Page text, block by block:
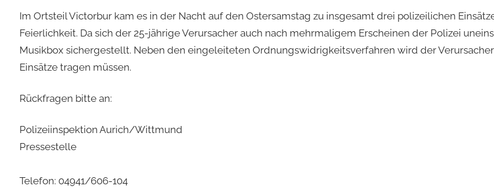
Im Ortsteil Victorbur kam es in der Nacht auf den Ostersamstag zu insgesamt drei polizeilichen
Feierlichkeit. Da sich der 25-jährige Verursacher auch nach mehrmaligem Erscheinen der Polizei
Musikbox sichergestellt. Neben den eingeleiteten Ordnungswidrigkeitsverfahren wird der
Einsätze tragen müssen.
Rückfragen bitte an:
Polizeiinspektion Aurich/Wittmund
Pressestelle
Telefon: 04941/606-104